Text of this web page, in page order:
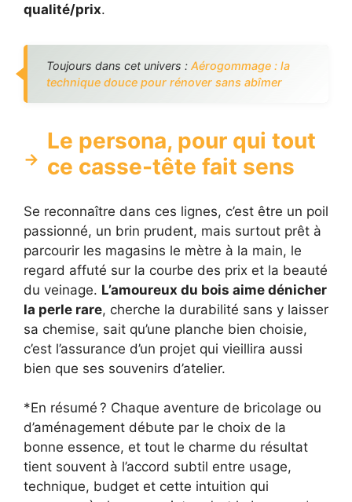
qualité/prix.
Toujours dans cet univers : Aérogommage : la
technique douce pour rénover sans abîmer
Le persona, pour qui tout
ce casse-tête fait sens
Se reconnaître dans ces lignes, c’est être un poil
passionné, un brin prudent, mais surtout prêt à
parcourir les magasins le mètre à la main, le
regard affuté sur la courbe des prix et la beauté
du veinage. L’amoureux du bois aime dénicher
la perle rare, cherche la durabilité sans y laisser
sa chemise, sait qu’une planche bien choisie,
c’est l’assurance d’un projet qui vieillira aussi
bien que ses souvenirs d’atelier.
*En résumé ? Chaque aventure de bricolage ou
d’aménagement débute par le choix de la
bonne essence, et tout le charme du résultat
tient souvent à l’accord subtil entre usage,
technique, budget et cette intuition qui